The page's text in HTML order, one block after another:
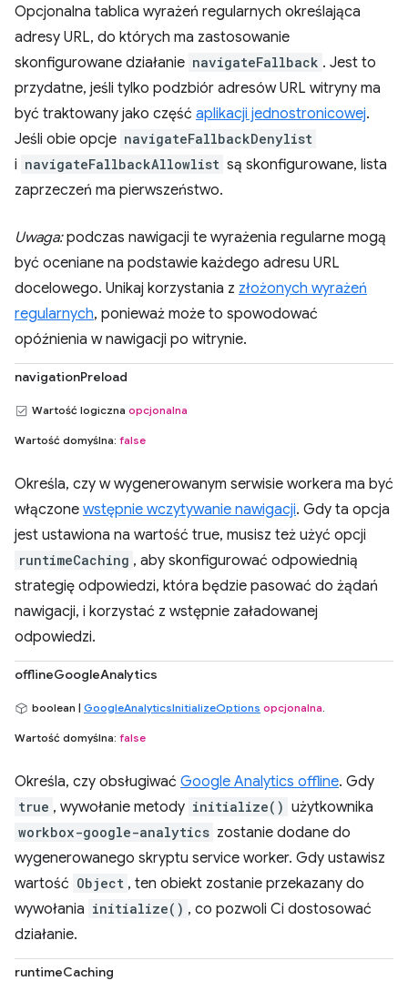
Opcjonalna tablica wyrażeń regularnych określająca
adresy URL, do których ma zastosowanie
skonfigurowane działanie navigateFallback . Jest to
przydatne, jeśli tylko podzbiór adresów URL witryny ma
być traktowany jako część aplikacji jednostronicowej.
Jeśli obie opcje navigateFallbackDenylist
i navigateFallbackAllowlist są skonfigurowane, lista
zaprzeczeń ma pierwszeństwo.
Uwaga:podczas nawigacji te wyrażenia regularne mogą
być oceniane na podstawie każdego adresu URL
docelowego. Unikaj korzystania z złożonych wyrażeń
regularnych, ponieważ może to spowodować
opóźnienia w nawigacji po witrynie.
navigationPreload
Wartość logiczna opcjonalna
Wartość domyślna: false
Określa, czy w wygenerowanym serwisie workera ma być
włączone wstępnie wczytywanie nawigacji. Gdy ta opcja
jest ustawiona na wartość true, musisz też użyć opcji
runtimeCaching , aby skonfigurować odpowiednią
strategię odpowiedzi, która będzie pasować do żądań
nawigacji, i korzystać z wstępnie załadowanej
odpowiedzi.
offlineGoogleAnalytics
boolean | GoogleAnalyticsInitializeOptions opcjonalna.
Wartość domyślna: false
Określa, czy obsługiwać Google Analytics offline. Gdy
true , wywołanie metody initialize() użytkownika
workbox-google-analytics zostanie dodane do
wygenerowanego skryptu service worker. Gdy ustawisz
wartość Object , ten obiekt zostanie przekazany do
wywołania initialize() , co pozwoli Ci dostosować
działanie.
runtimeCaching